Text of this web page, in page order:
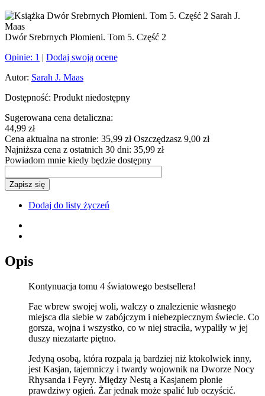
Dwór Srebrnych Płomieni. Tom 5. Część 2
Opinie: 1 | Dodaj swoją ocenę
Autor: Sarah J. Maas
Dostępność: Produkt niedostępny
Sugerowana cena detaliczna:
44,99 zł
Cena aktualna na stronie: 35,99 złOszczędzasz 9,00 zł
Najniższa cena z ostatnich 30 dni: 35,99 zł
Powiadom mnie kiedy będzie dostępny
Zapisz się
Dodaj do listy życzeń
Opis
Kontynuacja tomu 4 światowego bestsellera!
Fae wbrew swojej woli, walczy o znalezienie własnego
miejsca dla siebie w zabójczym i niebezpiecznym świecie. Co
gorsza, wojna i wszystko, co w niej straciła, wypaliły w jej
duszy niezatarte piętno.
Jedyną osobą, która rozpala ją bardziej niż ktokolwiek inny,
jest Kasjan, tajemniczy i twardy wojownik na Dworze Nocy
Rhysanda i Feyry. Między Nestą a Kasjanem płonie
prawdziwy ogień. Żar jednak może spalić lub oczyścić.